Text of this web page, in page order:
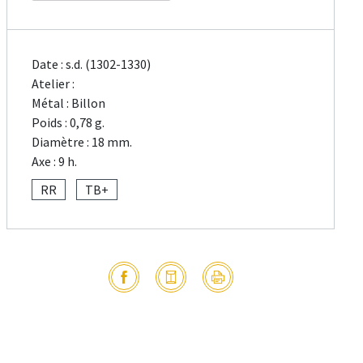
Date : s.d. (1302-1330)
Atelier :
Métal : Billon
Poids : 0,78 g.
Diamètre : 18 mm.
Axe : 9 h.
RR
TB+